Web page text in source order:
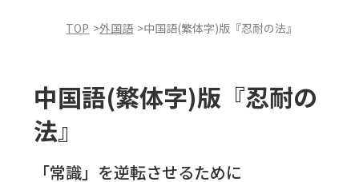
絵本
TOP 外国語 中国語(繁体字)版『忍耐の法』
中国語(繁体字)版『忍耐の
法』
「常識」を逆転させるために